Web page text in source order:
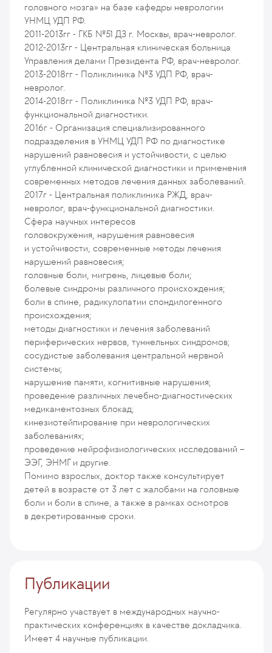
головного мозга» на базе кафедры неврологии
УНМЦ УДП РФ.
2011-2013гг - ГКБ №51 ДЗ г. Москвы, врач-невролог.
2012-2013гг - Центральная клиническая больница
Управления делами Президента РФ, врач-невролог.
2013-2018гг - Поликлиника №3 УДП РФ, врач-
невролог.
2014-2018гг - Поликлиника №3 УДП РФ, врач-
функциональной диагностики.
2016г - Организация специализированного
подразделения в УНМЦ УДП РФ по диагностике
нарушений равновесия и устойчивости, с целью
углубленной клинической диагностики и применения
современных методов лечения данных заболеваний.
2017г - Центральная поликлиника РЖД, врач-
невролог, врач-функциональной диагностики.
Сфера научных интересов
головокружения, нарушения равновесия
и устойчивости, современные методы лечения
нарушений равновесия;
головные боли, мигрень, лицевые боли;
болевые синдромы различного происхождения;
боли в спине, радикулопатии спондилогенного
происхождения;
методы диагностики и лечения заболеваний
периферических нервов, туннельных синдромов;
сосудистые заболевания центральной нервной
системы;
нарушение памяти, когнитивные нарушения;
проведение различных лечебно-диагностических
медикаментозных блокад;
кинезиотейпирование при неврологических
заболеваниях;
проведение нейрофизиологических исследований –
ЭЭГ, ЭНМГ и другие.
Помимо взрослых, доктор также консультирует
детей в возрасте от 3 лет с жалобами на головные
боли и боли в спине, а также в рамках осмотров
в декретированные сроки.
Публикации
Регулярно участвует в международных научно-
практических конференциях в качестве докладчика.
Имеет 4 научные публикации.